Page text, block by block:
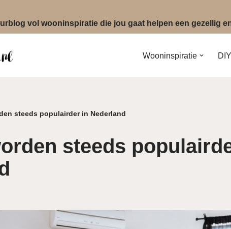
vol wooninspiratie die jou gaat helpen een gezellig
Wooninspiratie DIY
steeds populairder in Nederland
steeds